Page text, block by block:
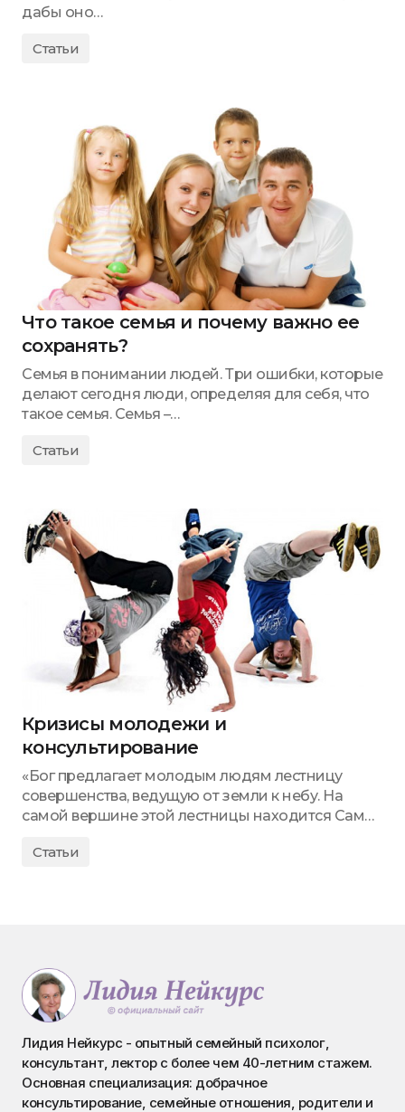
дабы оно…
Статьи
Что такое семья и почему важно ее
сохранять?
Семья в понимании людей. Три ошибки, которые
делают сегодня люди, определяя для себя, что
такое семья. Семья –…
Статьи
Кризисы молодежи и
консультирование
«Бог предлагает молодым людям лестницу
совершенства, ведущую от земли к небу. На
самой вершине этой лестницы находится Сам…
Статьи
Лидия Нейкурс - опытный семейный психолог,
консультант, лектор с более чем 40-летним стажем.
Основная специализация: добрачное
консультирование, семейные отношения, родители и